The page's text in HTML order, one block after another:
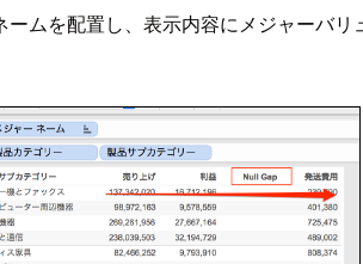
ームを配置し、表示内容にメジャーバ